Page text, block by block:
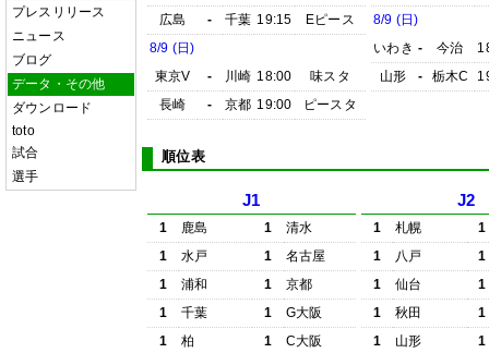
プレスリリース
ニュース
ブログ
データ・その他
ダウンロード
toto
試合
選手
広島
- 千葉 19:15
Eピース
8/9 (日)
東京V
- 川崎 18:00
味スタ
長崎
- 京都 19:00 ピースタ
8/9 (日)
いわき - 今治
山形
- 栃木C
順位表
J1
1 鹿島 1
清水
1
水戸 1
名古屋
1
浦和 1
京都
1
千葉 1
G大阪
1
柏 1
C大阪
J2
1 札幌
1
1
八戸
1
1
仙台
1
1
秋田
1
1
山形
1